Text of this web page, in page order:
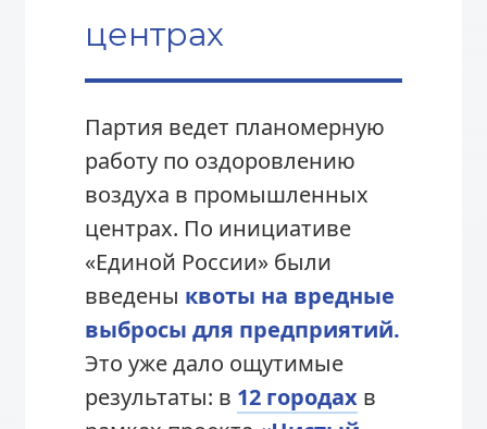
центрах
Партия ведет планомерную
работу по оздоровлению
воздуха в промышленных
центрах. По инициативе
«Единой России» были
введены квоты на вредные
выбросы для предприятий.
Это уже дало ощутимые
результаты: в 12 городахв